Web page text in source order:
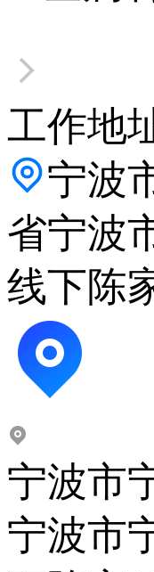
工作地
宁波
省宁波
线下陈
宁波市
宁波市